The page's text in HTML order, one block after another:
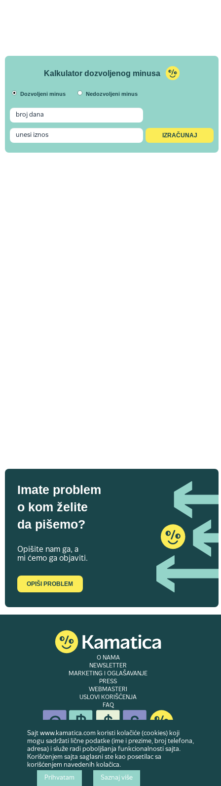
Kalkulator dozvoljenog minusa
Dozvoljeni minus Nedozvoljeni minus
Imate problem
o kom želite
da pišemo?
Opišite nam ga, a
mi ćemo ga objaviti.
OPIŠI PROBLEM
O NAMA
NEWSLETTER
MARKETING I OGLAŠAVANJE
PRESS
WEBMASTERI
USLOVI KORIŠĆENJA
FAQ
© Copyright 2007-2026. Website developed & owned byDubes doo
zadržana
Sajt www.kamatica.com koristi kolačiće (cookies) koji
mogu sadržati lične podatke (ime i prezime, broj telefona,
adresa) i služe radi poboljšanja funkcionalnosti sajta.
Korišćenjem sajta saglasni ste kao posetilac sa
korišćenjem navedenih kolačica.
Prihvatam Saznaj više